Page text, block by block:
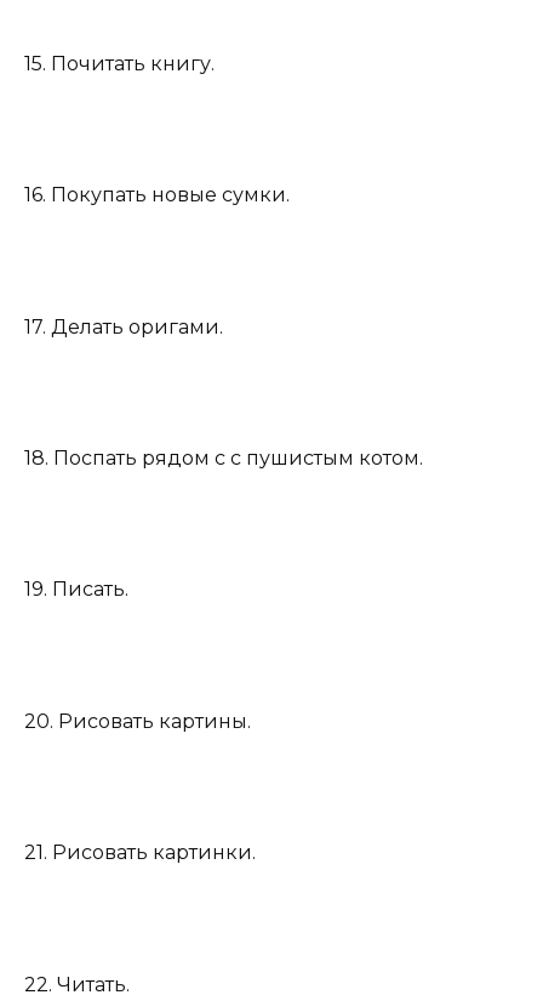
15. Почитать книгу.
16. Покупать новые сумки.
17. Делать оригами.
18. Поспать рядом с с пушистым котом.
19. Писать.
20. Рисовать картины.
21. Рисовать картинки.
22. Читать.